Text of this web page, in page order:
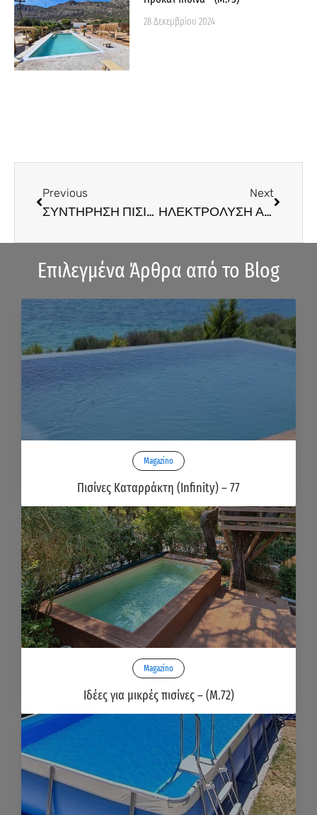
28 Δεκεμβρίου 2024
Previous
ΣΥΝΤΗΡΗΣΗ ΠΙΣΙΝΑΣ
Next
ΗΛΕΚΤΡΟΛΥΣΗ ΑΛΑΤΟΣ
Επιλεγμένα Άρθρα από το Blog
Magazino
Πισίνες Καταρράκτη (Infinity) – 77
Magazino
Ιδέες για μικρές πισίνες – (Μ.72)